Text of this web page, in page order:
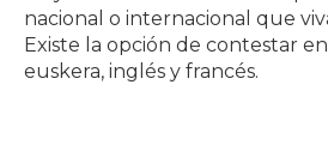
nacional o internacional que
Existe la opción de contestar
euskera, inglés y francés.